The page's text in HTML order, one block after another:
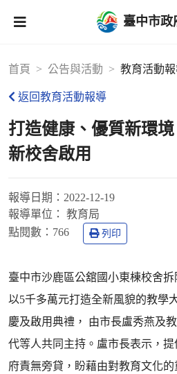
臺中市政
首頁 公告與活動 教育活動
返回教育活動報導
打造健康、優質新環
新校舍啟用
報導日期： 2022-12-19
報導單位：
教育局
點閱數： 766 列印
臺中市沙鹿區公舘國小東棟校舍
以5千多萬元打造全新風貌的教學
慶及啟用典禮， 由市長盧秀燕及
代等人共同主持。盧市長表示，
府責無旁貸，盼藉由對教育文化的